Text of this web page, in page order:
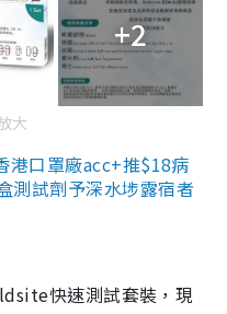
+2
大
港口罩廠acc+推$18病
測試劑予深水埗露宿者
快速測試套裝，現